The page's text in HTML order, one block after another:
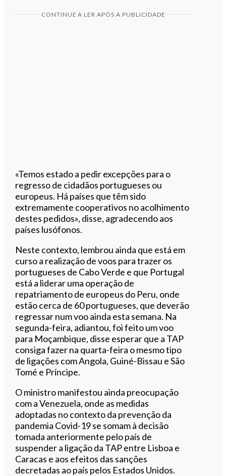
CONTINUE A LER APÓS A PUBLICIDADE
«Temos estado a pedir excepções para o
regresso de cidadãos portugueses ou
europeus. Há países que têm sido
extremamente cooperativos no acolhimento
destes pedidos», disse, agradecendo aos
países lusófonos.
Neste contexto, lembrou ainda que está em
curso a realização de voos para trazer os
portugueses de Cabo Verde e que Portugal
está a liderar uma operação de
repatriamento de europeus do Peru, onde
estão cerca de 60 portugueses, que deverão
regressar num voo ainda esta semana. Na
segunda-feira, adiantou, foi feito um voo
para Moçambique, disse esperar que a TAP
consiga fazer na quarta-feira o mesmo tipo
de ligações com Angola, Guiné-Bissau e São
Tomé e Príncipe.
O ministro manifestou ainda preocupação
com a Venezuela, onde as medidas
adoptadas no contexto da prevenção da
pandemia Covid-19 se somam à decisão
tomada anteriormente pelo país de
suspender a ligação da TAP entre Lisboa e
Caracas e aos efeitos das sanções
decretadas ao país pelos Estados Unidos.